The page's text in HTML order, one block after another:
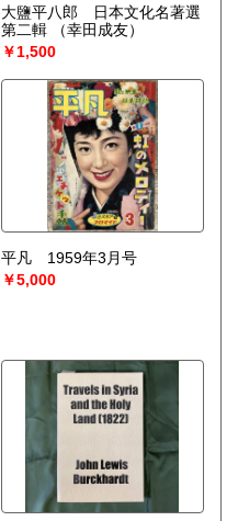
大鹽平八郎 日本文化名著選
第二輯
（幸田成友）
￥1,500
平凡 1959年3月号
￥5,000